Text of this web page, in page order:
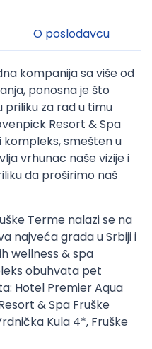
O poslodavcu
kompanija sa više od
ponosna je što
priliku za rad u timu
Resort & Spa
kompleks, smešten u
vrhunac naše vizije i
da proširimo naš
Terme nalazi se na
najveća grada u Srbiji i
wellness & spa
obuhvata pet
Hotel Premier Aqua
& Spa Fruške
Kula 4*, Fruške